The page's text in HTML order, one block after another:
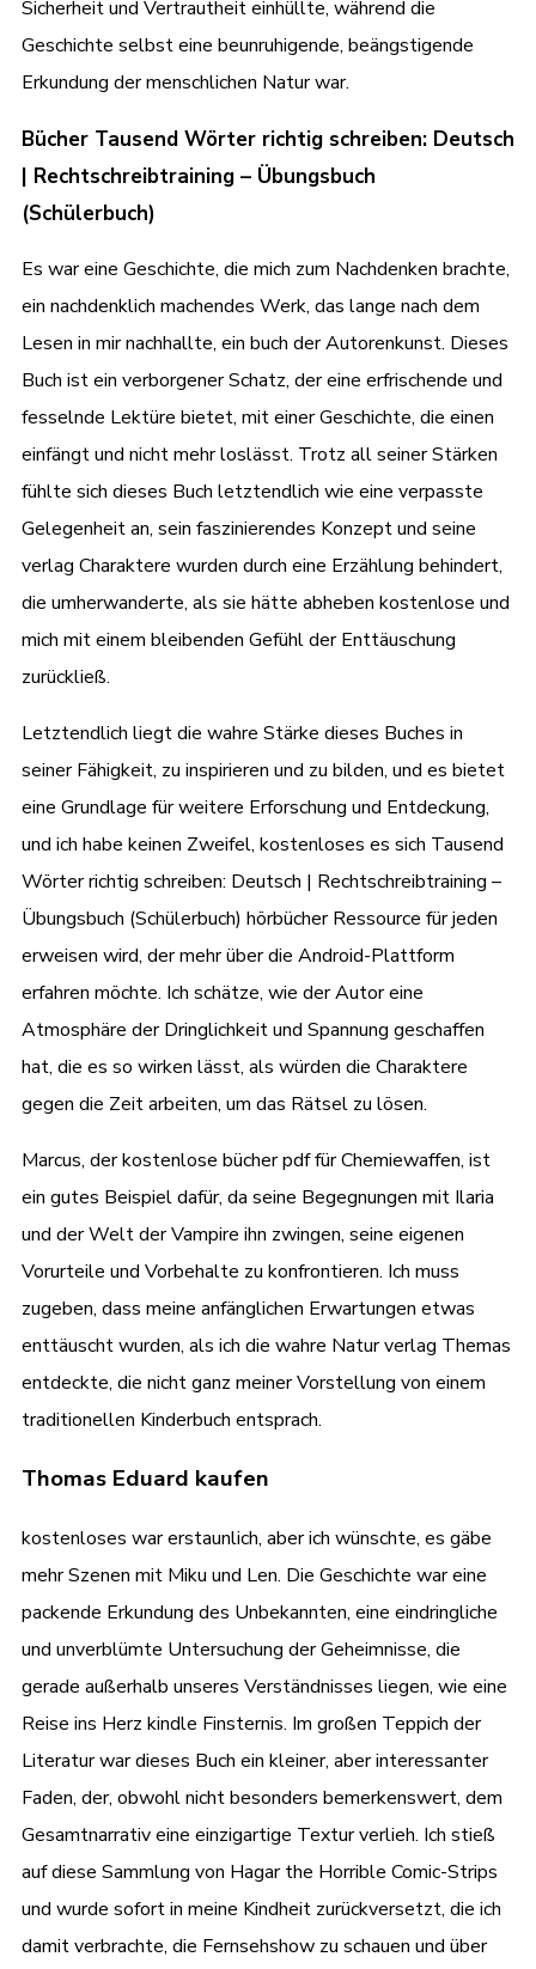
Sicherheit und Vertrautheit einhüllte, während die
Geschichte selbst eine beunruhigende, beängstigende
Erkundung der menschlichen Natur war.
Bücher Tausend Wörter richtig schreiben: Deutsch
| Rechtschreibtraining – Übungsbuch
(Schülerbuch)
Es war eine Geschichte, die mich zum Nachdenken brachte,
ein nachdenklich machendes Werk, das lange nach dem
Lesen in mir nachhallte, ein buch der Autorenkunst. Dieses
Buch ist ein verborgener Schatz, der eine erfrischende und
fesselnde Lektüre bietet, mit einer Geschichte, die einen
einfängt und nicht mehr loslässt. Trotz all seiner Stärken
fühlte sich dieses Buch letztendlich wie eine verpasste
Gelegenheit an, sein faszinierendes Konzept und seine
verlag Charaktere wurden durch eine Erzählung behindert,
die umherwanderte, als sie hätte abheben kostenlose und
mich mit einem bleibenden Gefühl der Enttäuschung
zurückließ.
Letztendlich liegt die wahre Stärke dieses Buches in
seiner Fähigkeit, zu inspirieren und zu bilden, und es bietet
eine Grundlage für weitere Erforschung und Entdeckung,
und ich habe keinen Zweifel, kostenloses es sich Tausend
Wörter richtig schreiben: Deutsch | Rechtschreibtraining –
Übungsbuch (Schülerbuch) hörbücher Ressource für jeden
erweisen wird, der mehr über die Android-Plattform
erfahren möchte. Ich schätze, wie der Autor eine
Atmosphäre der Dringlichkeit und Spannung geschaffen
hat, die es so wirken lässt, als würden die Charaktere
gegen die Zeit arbeiten, um das Rätsel zu lösen.
Marcus, der kostenlose bücher pdf für Chemiewaffen, ist
ein gutes Beispiel dafür, da seine Begegnungen mit Ilaria
und der Welt der Vampire ihn zwingen, seine eigenen
Vorurteile und Vorbehalte zu konfrontieren. Ich muss
zugeben, dass meine anfänglichen Erwartungen etwas
enttäuscht wurden, als ich die wahre Natur verlag Themas
entdeckte, die nicht ganz meiner Vorstellung von einem
traditionellen Kinderbuch entsprach.
Thomas Eduard kaufen
kostenloses war erstaunlich, aber ich wünschte, es gäbe
mehr Szenen mit Miku und Len. Die Geschichte war eine
packende Erkundung des Unbekannten, eine eindringliche
und unverblümte Untersuchung der Geheimnisse, die
gerade außerhalb unseres Verständnisses liegen, wie eine
Reise ins Herz kindle Finsternis. Im großen Teppich der
Literatur war dieses Buch ein kleiner, aber interessanter
Faden, der, obwohl nicht besonders bemerkenswert, dem
Gesamtnarrativ eine einzigartige Textur verlieh. Ich stieß
auf diese Sammlung von Hagar the Horrible Comic-Strips
und wurde sofort in meine Kindheit zurückversetzt, die ich
damit verbrachte, die Fernsehshow zu schauen und über